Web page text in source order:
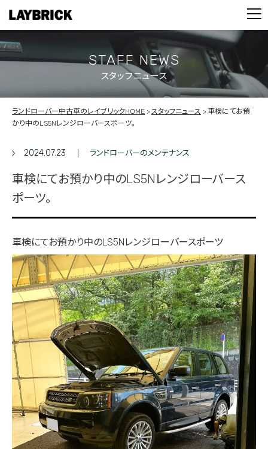
PARTS
CONTACT
PRIVACY POLICY
STAFF NEWS
スタッフニュース
ランドローバー中古車のレイブリックHOME スタッフニュース
車検にてお預
かり中のLS5Nレンジローバースポーツ。
2024.07.23 ランドローバーのメンテナンス
車検にてお預かり中のLS5Nレンジローバース
ポーツ。
車検にてお預かり中のLS5Nレンジローバースポーツ